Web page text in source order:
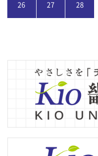
26 27 28